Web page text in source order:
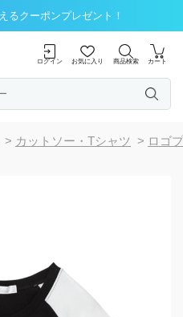
るクーポンプレゼント！
ログイン お気に入り 商品検索 カート
> カットソー・Tシャツ > ロゴ